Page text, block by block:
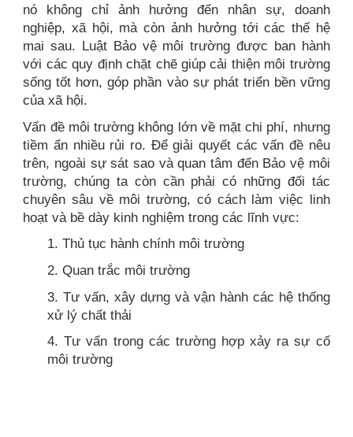
nó không chỉ ảnh hưởng đến nhân sự, doanh
nghiệp, xã hội, mà còn ảnh hưởng tới các thế hệ
mai sau. Luật Bảo vệ môi trường được ban hành
với các quy định chặt chẽ giúp cải thiện môi trường
sống tốt hơn, góp phần vào sự phát triển bền vững
của xã hội.
Vấn đề môi trường không lớn về mặt chi phí, nhưng
tiềm ẩn nhiều rủi ro. Để giải quyết các vấn đề nêu
trên, ngoài sự sát sao và quan tâm đến Bảo vệ môi
trường, chúng ta còn cần phải có những đối tác
chuyên sâu về môi trường, có cách làm việc linh
hoạt và bề dày kinh nghiệm trong các lĩnh vực:
1. Thủ tục hành chính môi trường
2. Quan trắc môi trường
3. Tư vấn, xây dựng và vận hành các hệ thống
xử lý chất thải
4. Tư vấn trong các trường hợp xảy ra sự cố
môi trường